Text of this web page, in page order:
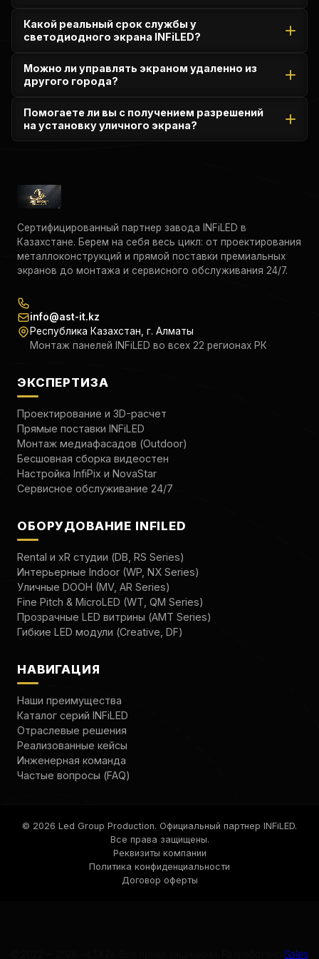
Однако для крупных корпоративных заказчиков и
государственного сектора (B2G) возможны
Какой реальный срок службы у
светодиодного экрана INFiLED?
обслуживании срок службы оригинальных диодов INFiLED
составляет 100 000 часов (около 10-11 лет непрерывной
Можно ли управлять экраном удаленно из
другого города?
встроенным функциям процессоров InfiPix вы можете
менять расписание трансляций из любой точки мира
через интернет.
Помогаете ли вы с получением разрешений
на установку уличного экрана?
с органами архитектуры (УАиГ).
Сертифицированный партнер завода INFiLED в
Казахстане. Берем на себя весь цикл: от проектирования
металлоконструкций и прямой поставки премиальных
экранов до монтажа и сервисного обслуживания 24/7.
info@ast-it.kz
Республика Казахстан, г. Алматы
Монтаж панелей INFiLED во всех 22 регионах РК
ЭКСПЕРТИЗА
Проектирование и 3D-расчет
Прямые поставки INFiLED
Монтаж медиафасадов (Outdoor)
Бесшовная сборка видеостен
Настройка InfiPix и NovaStar
Сервисное обслуживание 24/7
ОБОРУДОВАНИЕ INFILED
Rental и xR студии (DB, RS Series)
Интерьерные Indoor (WP, NX Series)
Уличные DOOH (MV, AR Series)
Fine Pitch & MicroLED (WT, QM Series)
Прозрачные LED витрины (AMT Series)
Гибкие LED модули (Creative, DF)
НАВИГАЦИЯ
Наши преимущества
Каталог серий INFiLED
Отраслевые решения
Реализованные кейсы
Инженерная команда
Частые вопросы (FAQ)
© 2026 Led Group Production. Официальный партнер INFiLED.
Все права защищены.
Реквизиты компании
Политика конфиденциальности
Договор оферты
Sales